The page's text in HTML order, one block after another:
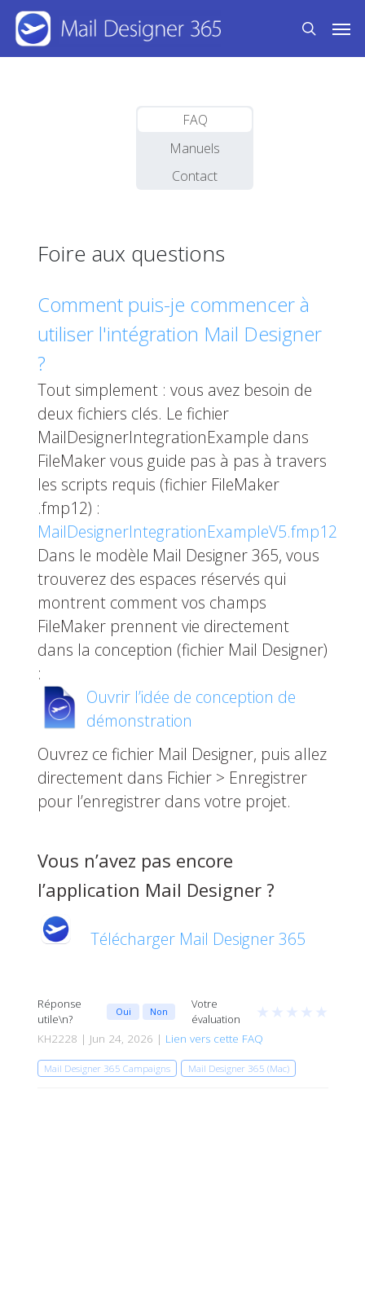
Skip
main
search
FAQ
Manuels
Contact
Foire aux questions
Comment puis-je commencer à
utiliser l'intégration Mail Designer
?
Tout simplement : vous avez besoin de
deux fichiers clés. Le fichier
MailDesignerIntegrationExample dans
FileMaker vous guide pas à pas à travers
les scripts requis (fichier FileMaker
.fmp12) :
MailDesignerIntegrationExampleV5.fmp12
Dans le modèle Mail Designer 365, vous
trouverez des espaces réservés qui
montrent comment vos champs
FileMaker prennent vie directement
dans la conception (fichier Mail Designer)
:
Ouvrir l’idée de conception de
démonstration
Ouvrez ce fichier Mail Designer, puis allez
directement dans Fichier > Enregistrer
pour l’enregistrer dans votre projet.
Vous n’avez pas encore
l’application Mail Designer ?
Télécharger Mail Designer 365
Réponse
utile\n?
Oui Non
Votre
évaluation
★ ★ ★ ★ ★
KH2228 | Jun 24, 2026 | Lien vers cette FAQ
Mail Designer 365 Campaigns Mail Designer 365 (Mac)